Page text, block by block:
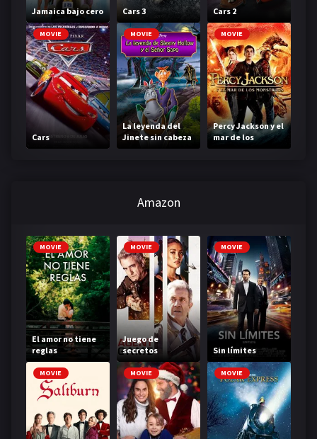
Jamaica bajo cero Cars 3 Cars 2
MOVIE
Cars
MOVIE
La leyenda del
Jinete sin cabeza
MOVIE
Percy Jackson y el
mar de los
monstruos
Amazon
MOVIE
El amor no tiene
reglas
MOVIE
Juego de
secretos
MOVIE
Sin límites
MOVIE MOVIE MOVIE